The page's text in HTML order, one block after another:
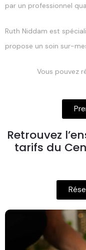
par un professionnel
Ruth Niddam est
propose un soin sur-
Vous pouvez
Retrouvez
tarifs du